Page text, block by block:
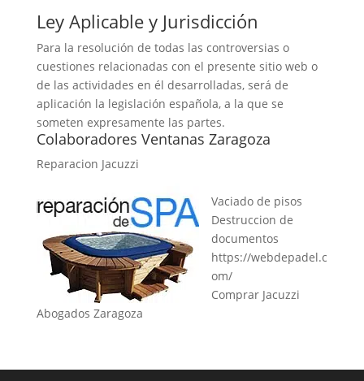
Ley Aplicable y Jurisdicción
Para la resolución de todas las controversias o
cuestiones relacionadas con el presente sitio web o
de las actividades en él desarrolladas, será de
aplicación la legislación española, a la que se
someten expresamente las partes.
Colaboradores Ventanas Zaragoza
Reparacion Jacuzzi
Vaciado de pisos
Destruccion de
documentos
https://webdepadel.c
om/
Comprar Jacuzzi
Abogados Zaragoza